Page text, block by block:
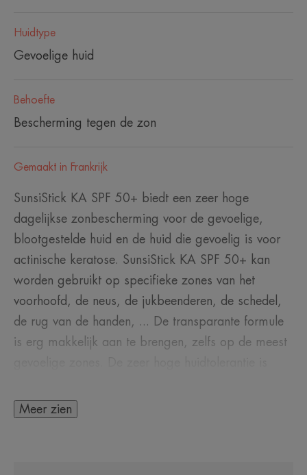
Huidtype
Gevoelige huid
Behoefte
Bescherming tegen de zon
Gemaakt in Frankrijk
SunsiStick KA SPF 50+ biedt een zeer hoge
dagelijkse zonbescherming voor de gevoelige,
blootgestelde huid en de huid die gevoelig is voor
actinische keratose. SunsiStick KA SPF 50+ kan
worden gebruikt op specifieke zones van het
voorhoofd, de neus, de jukbeenderen, de schedel,
de rug van de handen, ... De transparante formule
is erg makkelijk aan te brengen, zelfs op de meest
toezicht. Langdurig effect*.
Meer zien